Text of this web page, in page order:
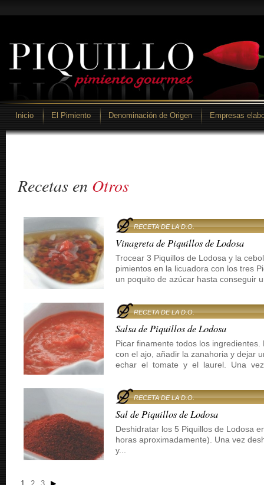
Inicio El Pimiento Denominación de Origen Empresas
Recetas en Otros
RECETA DE LA D.O.
Vinagreta de Piquillos de Lodosa
Trocear 3 Piquillos de Lodosa y la
pimientos en la licuadora con los tres
un poquito de azúcar hasta conseguir
RECETA DE LA D.O.
Salsa de Piquillos de Lodosa
Picar finamente todos los
con el ajo, añadir la zanahoria y dejar
echar el tomate y el laurel. Una
RECETA DE LA D.O.
Sal de Piquillos de Lodosa
Deshidratar los 5 Piquillos de Lodosa
horas aproximadamente). Una vez
y...